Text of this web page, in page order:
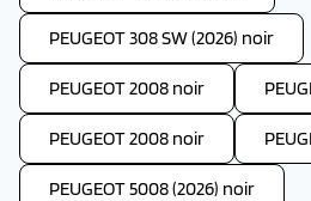
PEUGEOT 308 SW (2026) noir
PEUGEOT 2008 noir
PEUGEOT 2008 noir
PEUGEOT 5008 (2026) noir